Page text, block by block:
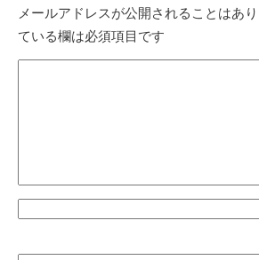
メールアドレスが公開されることはあり
ている欄は必須項目です